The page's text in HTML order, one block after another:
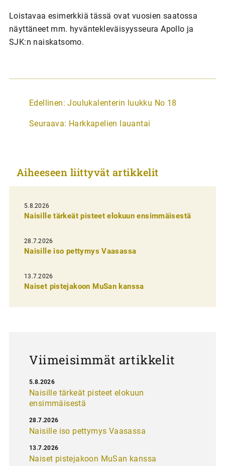
Loistavaa esimerkkiä tässä ovat vuosien saatossa
näyttäneet mm. hyväntekleväisyysseura Apollo ja
SJK:n naiskatsomo.
A
t
k
e
l
i
e
n
e
Edellinen: Joulukalenterin luukku No 18
Seuraava: Harkkapelien lauantai
Aiheeseen liittyvät artikkelit
5.8.2026
Naisille tärkeät pisteet elokuun ensimmäisestä
28.7.2026
Naisille iso pettymys Vaasassa
13.7.2026
Naiset pistejakoon MuSan kanssa
Viimeisimmät artikkelit
Naisille tärkeät pisteet elokuun
ensimmäisestä
5.8.2026
Naisille iso pettymys Vaasassa
28.7.2026
Naiset pistejakoon MuSan kanssa
13.7.2026